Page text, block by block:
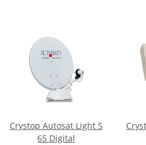
Crystop Autosat Light S
65 Digital